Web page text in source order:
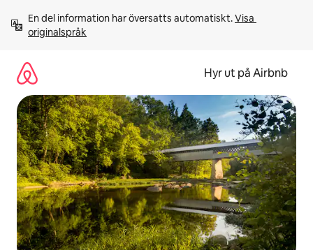
innehåll
En del information har översatts automatiskt. Visa
originalspråk
Hyr ut på Airbnb